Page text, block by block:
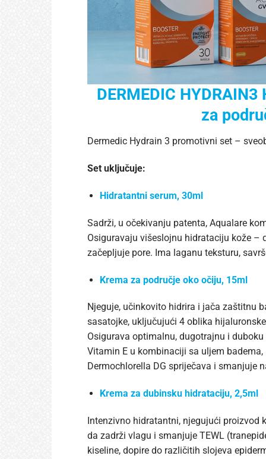
DERMEDIC
za
Dermedic Hydrain 3 promotivni set –
Set uključuje:
Hidratantni serum, 30ml
Sadrži, u očekivanju patenta, Aqualare
Osiguravaju višeslojnu hidrataciju kože –
začepljuje pore. Ima laganu teksturu,
Krema za područje oko očiju, 15ml
Njeguje, učinkovito hidrira i jača zaštitnu
sasatojke, uključujući 4 oblika
Osigurava optimalnu, dugotrajnu i
Vitamin E u kombinaciji sa uljem
Dermochlorella DG spriječava i smanjuje
Krema za dubinsku hidrataciju, 2,5ml
Intenzivno hidratantni, njegujući proizvod
da zadrži vlagu i smanjuje TEWL
kiseline, dopire do različitih slojeva